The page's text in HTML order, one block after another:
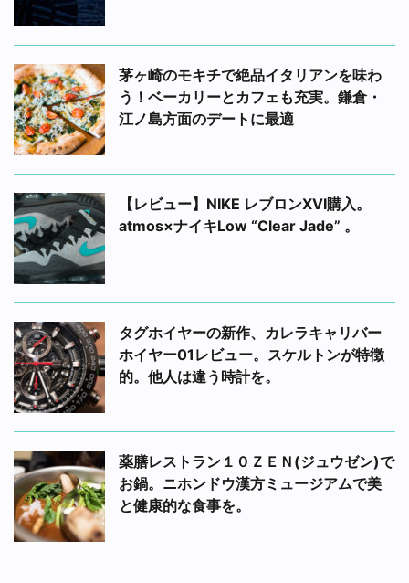
茅ヶ崎のモキチで絶品イタリアンを味わ
う！ベーカリーとカフェも充実。鎌倉・
江ノ島方面のデートに最適
【レビュー】NIKE レブロンXVI購入。
atmos×ナイキLow “Clear Jade” 。
タグホイヤーの新作、カレラキャリバー
ホイヤー01レビュー。スケルトンが特徴
的。他人は違う時計を。
薬膳レストラン１０ＺＥＮ(ジュウゼン)で
お鍋。ニホンドウ漢方ミュージアムで美
と健康的な食事を。